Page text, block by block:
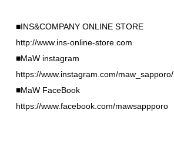
■INS&COMPANY ONLINE STORE
http://www.ins-online-store.com
■MaW instagram
https://www.instagram.com/maw_sapporo/
■MaW FaceBook
https://www.facebook.com/mawsappporo